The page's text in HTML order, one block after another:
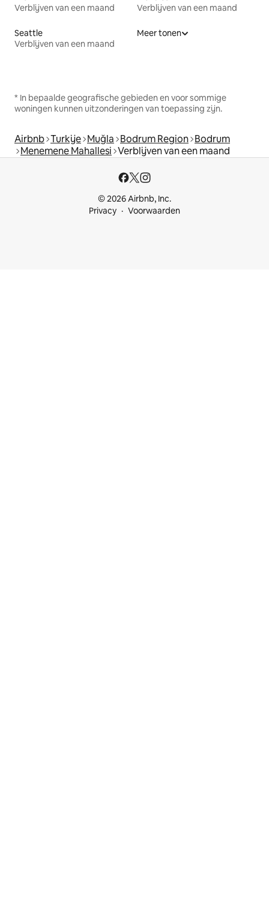
Verblijven van een maand
Verblijven van een maand
Seattle
Verblijven van een maand
Meer tonen
* In bepaalde geografische gebieden en voor sommige
woningen kunnen uitzonderingen van toepassing zijn.
Airbnb Turkije Muğla Bodrum Region Bodrum
Menemene Mahallesi Verblijven van een maand
© 2026 Airbnb, Inc.
Privacy
Voorwaarden